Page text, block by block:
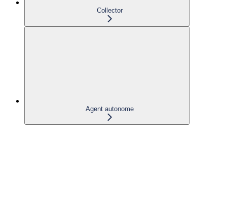
Collector
Agent autonome